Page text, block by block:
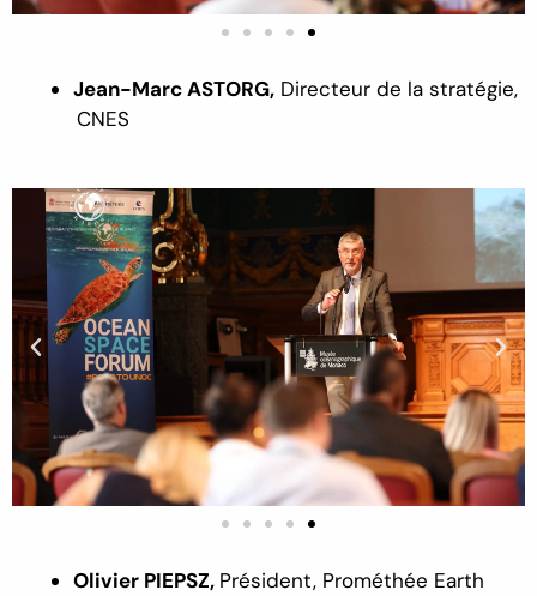
Jean-Marc ASTORG, Directeur de la stratégie,
CNES
Olivier PIEPSZ, Président, Prométhée Earth